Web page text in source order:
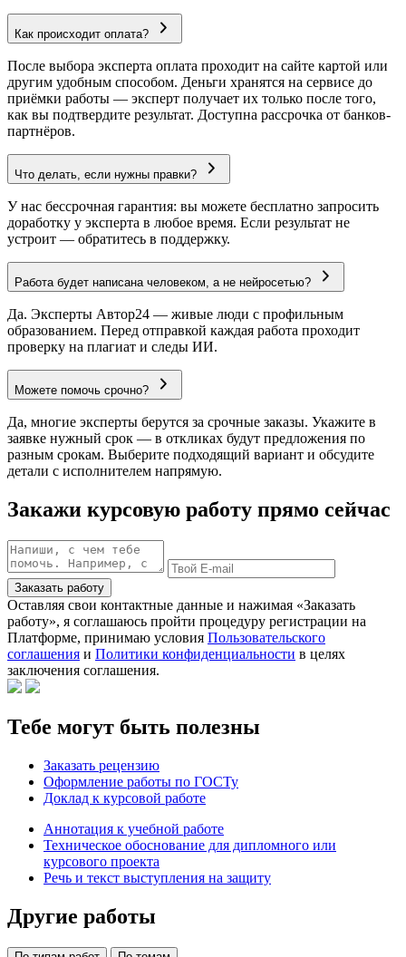
Как происходит оплата?
После выбора эксперта оплата проходит на сайте картой или
другим удобным способом. Деньги хранятся на сервисе до
приёмки работы — эксперт получает их только после того,
как вы подтвердите результат. Доступна рассрочка от банков-
партнёров.
Что делать, если нужны правки?
У нас бессрочная гарантия: вы можете бесплатно запросить
доработку у эксперта в любое время. Если результат не
устроит — обратитесь в поддержку.
Работа будет написана человеком, а не нейросетью?
Да. Эксперты Автор24 — живые люди с профильным
образованием. Перед отправкой каждая работа проходит
проверку на плагиат и следы ИИ.
Можете помочь срочно?
Да, многие эксперты берутся за срочные заказы. Укажите в
заявке нужный срок — в откликах будут предложения по
разным срокам. Выберите подходящий вариант и обсудите
детали с исполнителем напрямую.
Закажи курсовую работу прямо сейчас
Заказать работу
Оставляя свои контактные данные и нажимая «Заказать
работу», я соглашаюсь пройти процедуру регистрации на
Платформе, принимаю условия Пользовательского
соглашения и Политики конфиденциальности в целях
заключения соглашения.
Тебе могут быть полезны
Заказать рецензию
Оформление работы по ГОСТу
Доклад к курсовой работе
Аннотация к учебной работе
Техническое обоснование для дипломного или
курсового проекта
Речь и текст выступления на защиту
Другие работы